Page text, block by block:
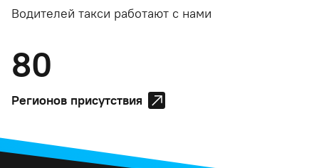
Водителей такси работают с нами
80
Регионов присутствия